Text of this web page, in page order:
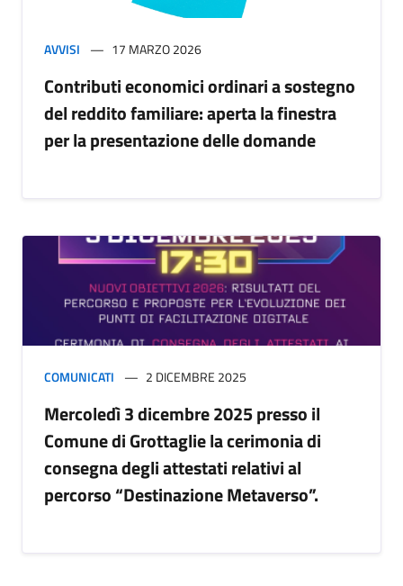
AVVISI 17 MARZO 2026
Contributi economici ordinari a sostegno
del reddito familiare: aperta la finestra
per la presentazione delle domande
COMUNICATI 2 DICEMBRE 2025
Mercoledì 3 dicembre 2025 presso il
Comune di Grottaglie la cerimonia di
consegna degli attestati relativi al
percorso “Destinazione Metaverso”.